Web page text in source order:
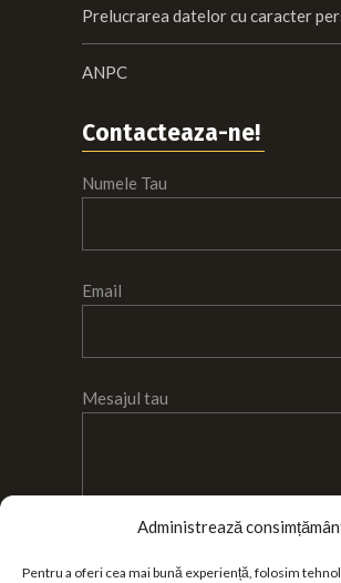
Administrează
Pentru a oferi cea mai bună experiență, folosim
Prelucrarea datelor cu caracter
ANPC
Contacteaza-ne!
Numele Tau
Email
Mesajul tau